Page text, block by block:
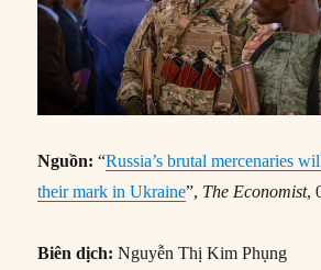
Nguồn: “Russia’s brutal mercenaries
their mark in Ukraine”, The Economist,
Biên dịch: Nguyễn Thị Kim Phụng